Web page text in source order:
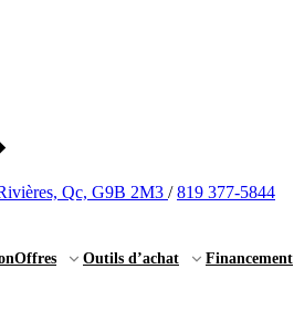
Qc, G9B 2M3 / 819 377-5844
Offres Outils d’achat Financement